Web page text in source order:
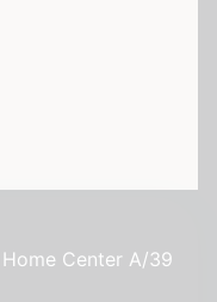
Center A/39